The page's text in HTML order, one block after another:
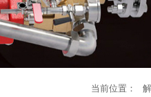
当前位置：